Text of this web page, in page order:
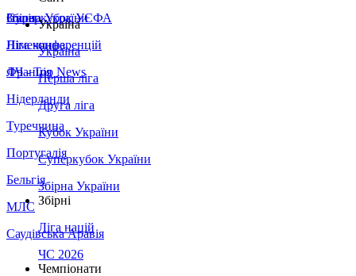
Збірна України
Італія
Німеччина
Франція
Нідерланди
Туреччина
Португалія
Бельгія
МЛС
Саудівська Аравія
Суперкубок УЄФА
Ліга конференцій
ЛЧ - Top News
Україна
Україна
Перша ліга
Друга ліга
Кубок України
Суперкубок України
Збірна України
Збірні
Ліга націй
ЧС 2026
Чемпіонати